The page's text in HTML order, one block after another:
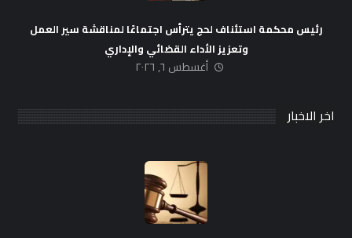
رئيس محكمة استئناف لحج يترأس اجتماعًا لمناقشة سير العمل
وتعزيز الأداء القضائي والإداري
أغسطس ٦, ٢٠٢٦
اخر الاخبار